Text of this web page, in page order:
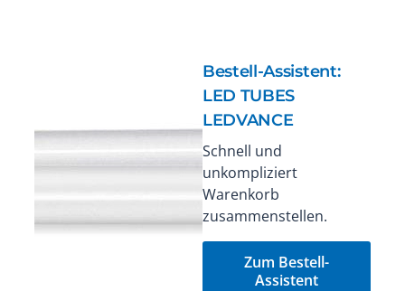
Bestell-Assistent:
LED TUBES
LEDVANCE
Schnell und
unkompliziert
Warenkorb
zusammenstellen.
Zum Bestell-
Assistent